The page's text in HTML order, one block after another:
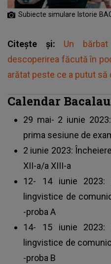
Subiecte simulare Istorie
Citește și: Un
descoperirea făcută în
arătat peste ce a putut să
Calendar
29 mai- 2 iunie
prima sesiune de
2 iunie 2023:
XII-a/a XIII-a
12- 14 iunie 2023:
lingvistice de
-proba A
14- 15 iunie 2023:
lingvistice de
-proba B